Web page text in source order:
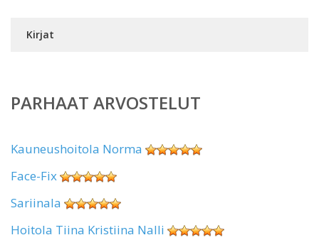
Kirjat
PARHAAT ARVOSTELUT
Kauneushoitola Norma
Face-Fix
Sariinala
Hoitola Tiina Kristiina Nalli